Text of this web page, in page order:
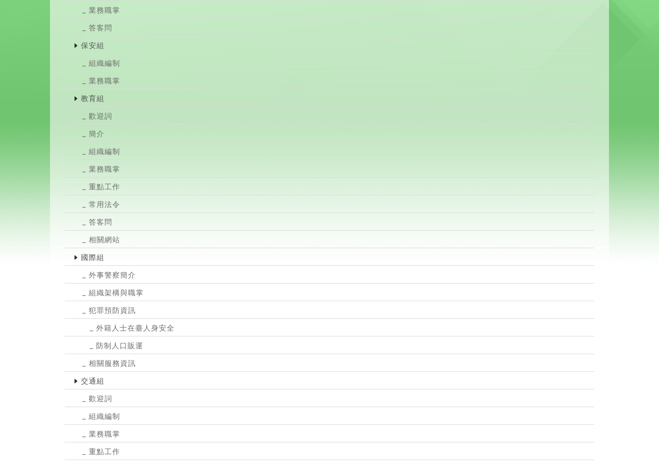
業務職掌
答客問
保安組
組織編制
業務職掌
教育組
歡迎詞
簡介
組織編制
業務職掌
重點工作
常用法令
答客問
相關網站
國際組
外事警察簡介
組織架構與職掌
犯罪預防資訊
外籍人士在臺人身安全
防制人口販運
相關服務資訊
交通組
歡迎詞
組織編制
業務職掌
重點工作